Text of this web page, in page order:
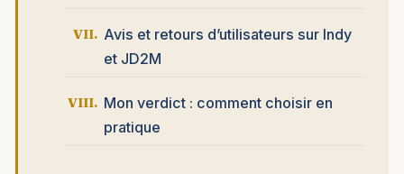
Avis et retours d’utilisateurs sur Indy
et JD2M
Mon verdict : comment choisir en
pratique